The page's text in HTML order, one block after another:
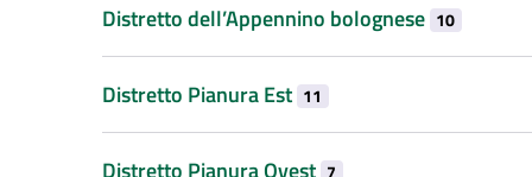
Distretto dell’Appennino bolognese 10
Distretto Pianura Est 11
Distretto Pianura Ovest 7